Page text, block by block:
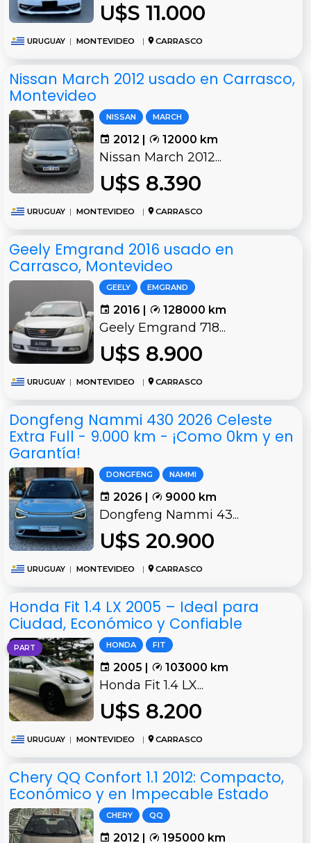
U$S 11.000
URUGUAY | MONTEVIDEO | CARRASCO
Nissan March 2012 usado en Carrasco,
Montevideo
NISSAN MARCH
2012 | 12000 km
Nissan March 2012...
U$S 8.390
URUGUAY | MONTEVIDEO | CARRASCO
Geely Emgrand 2016 usado en
Carrasco, Montevideo
GEELY EMGRAND
2016 | 128000 km
Geely Emgrand 718...
U$S 8.900
URUGUAY | MONTEVIDEO | CARRASCO
Dongfeng Nammi 430 2026 Celeste
Extra Full - 9.000 km - ¡Como 0km y en
Garantía!
DONGFENG NAMMI
2026 | 9000 km
Dongfeng Nammi 43...
U$S 20.900
URUGUAY | MONTEVIDEO | CARRASCO
Honda Fit 1.4 LX 2005 – Ideal para
Ciudad, Económico y Confiable
PART HONDA FIT
2005 | 103000 km
Honda Fit 1.4 LX...
U$S 8.200
URUGUAY | MONTEVIDEO | CARRASCO
Chery QQ Confort 1.1 2012: Compacto,
Económico y en Impecable Estado
CHERY QQ
2012 | 195000 km